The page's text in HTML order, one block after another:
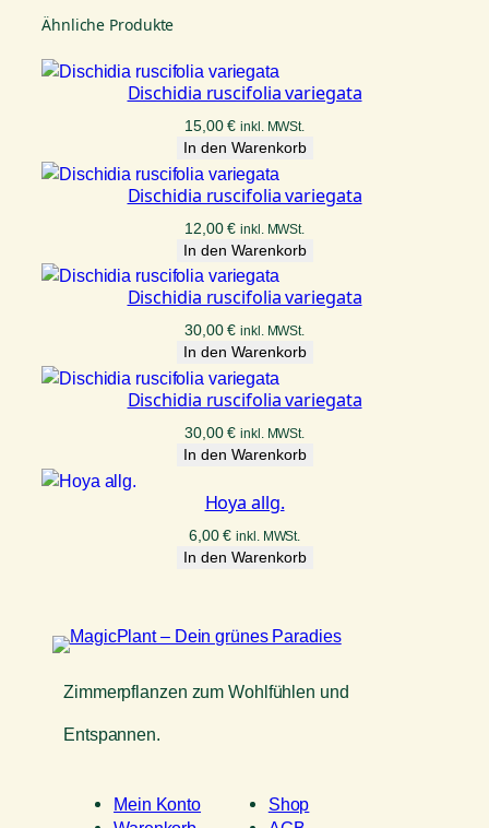
Ähnliche Produkte
Dischidia ruscifolia variegata
15,00€ inkl. MWSt.
In den Warenkorb
Dischidia ruscifolia variegata
12,00€ inkl. MWSt.
In den Warenkorb
Dischidia ruscifolia variegata
30,00€ inkl. MWSt.
In den Warenkorb
Dischidia ruscifolia variegata
30,00€ inkl. MWSt.
In den Warenkorb
Hoya allg.
6,00€ inkl. MWSt.
In den Warenkorb
Zimmerpflanzen zum Wohlfühlen und
Entspannen.
Mein Konto
Shop